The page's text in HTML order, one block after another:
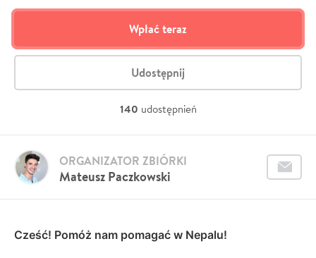
Wpłać teraz
Udostępnij
140 udostępnień
Mateusz Paczkowski
ORGANIZATOR ZBIÓRKI
Cześć! Pomóż nam pomagać w Nepalu!